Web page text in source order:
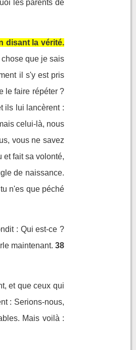
les parents de
disant la vérité.
que je sais
il s'y est pris
le faire répéter ?
ils lui lancèrent :
celui-là, nous
vous ne savez
et fait sa volonté,
de naissance.
n'es que péché
: Qui est-ce ?
maintenant. 38
et que ceux qui
: Serions-nous,
Mais voilà :